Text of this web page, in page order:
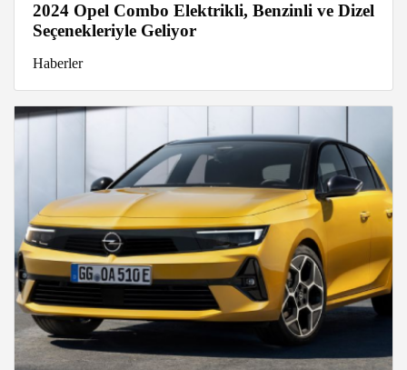
2024 Opel Combo Elektrikli, Benzinli ve Dizel
Seçenekleriyle Geliyor
Haberler